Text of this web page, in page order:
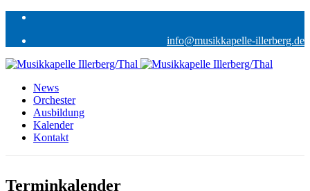
info@musikkapelle-illerberg.de
News
Orchester
Ausbildung
Kalender
Kontakt
Terminkalender